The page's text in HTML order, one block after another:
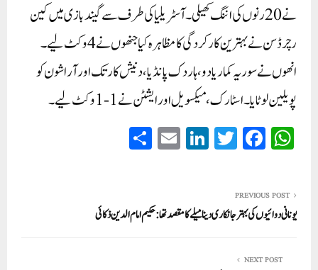
نے 20 رنوں کی اننگ کھیلی۔ آسٹریلیا کی طرف سے گیندبازی میں کین
رچرڈسن نے بہترین کارکردگی کا مظاہرہ کیا جنھوں نے 4 وکٹ لیے۔
انھوں نے سوریہ کمار یادو، ہاردک پانڈیا، دنیش کارتک اور آر اشون کو
پویلین لوٹایا۔ اسٹارک، میکسویل اور ایشٹن نے 1-1 وکٹ لیے۔
W
ha
A
pp
Fa
ce
ok
T
wi
r
Li
nk
In
E
m
PREVIOUS POST
یونانی دوائیوں کی بہتر جانکاری دینا میلے کا مقصد تھا: حکیم امام الدین ذکائی
NEXT POST